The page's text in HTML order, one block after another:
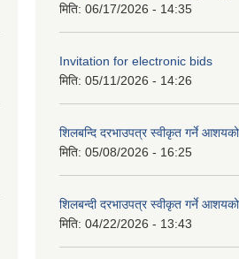
मिति: 06/17/2026 - 14:35
Invitation for electronic bids
मिति: 05/11/2026 - 14:26
शिलबन्दि दरभाउपत्र स्वीकृत गर्ने
मिति: 05/08/2026 - 16:25
शिलबन्दी दरभाउपत्र स्वीकृत गर्ने
मिति: 04/22/2026 - 13:43